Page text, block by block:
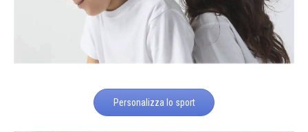
Personalizza lo sport